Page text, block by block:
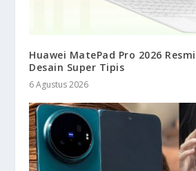
Huawei MatePad Pro 2026
Desain Super Tipis
6 Agustus 2026